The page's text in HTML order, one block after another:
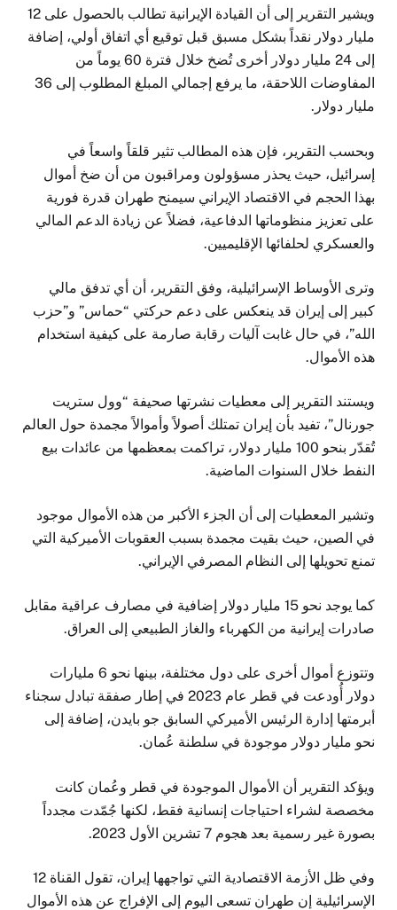
ويشير التقرير إلى أن القيادة الإيرانية تطالب بالحصول على 12
مليار دولار نقداً بشكل مسبق قبل توقيع أي اتفاق أولي، إضافة
إلى 24 مليار دولار أخرى تُضخ خلال فترة 60 يوماً من
المفاوضات اللاحقة، ما يرفع إجمالي المبلغ المطلوب إلى 36
مليار دولار.
وبحسب التقرير، فإن هذه المطالب تثير قلقاً واسعاً في
إسرائيل، حيث يحذر مسؤولون ومراقبون من أن ضخ أموال
بهذا الحجم في الاقتصاد الإيراني سيمنح طهران قدرة فورية
على تعزيز منظوماتها الدفاعية، فضلاً عن زيادة الدعم المالي
والعسكري لحلفائها الإقليميين.
وترى الأوساط الإسرائيلية، وفق التقرير، أن أي تدفق مالي
كبير إلى إيران قد ينعكس على دعم حركتي “حماس” و”حزب
الله”، في حال غابت آليات رقابة صارمة على كيفية استخدام
هذه الأموال.
ويستند التقرير إلى معطيات نشرتها صحيفة “وول ستريت
جورنال”، تفيد بأن إيران تمتلك أصولاً وأموالاً مجمدة حول العالم
تُقدّر بنحو 100 مليار دولار، تراكمت بمعظمها من عائدات بيع
النفط خلال السنوات الماضية.
وتشير المعطيات إلى أن الجزء الأكبر من هذه الأموال موجود
في الصين، حيث بقيت مجمدة بسبب العقوبات الأميركية التي
تمنع تحويلها إلى النظام المصرفي الإيراني.
كما يوجد نحو 15 مليار دولار إضافية في مصارف عراقية مقابل
صادرات إيرانية من الكهرباء والغاز الطبيعي إلى العراق.
وتتوزع أموال أخرى على دول مختلفة، بينها نحو 6 مليارات
دولار أُودعت في قطر عام 2023 في إطار صفقة تبادل سجناء
أبرمتها إدارة الرئيس الأميركي السابق جو بايدن، إضافة إلى
نحو مليار دولار موجودة في سلطنة عُمان.
ويؤكد التقرير أن الأموال الموجودة في قطر وعُمان كانت
مخصصة لشراء احتياجات إنسانية فقط، لكنها جُمّدت مجدداً
بصورة غير رسمية بعد هجوم 7 تشرين الأول 2023.
وفي ظل الأزمة الاقتصادية التي تواجهها إيران، تقول القناة 12
الإسرائيلية إن طهران تسعى اليوم إلى الإفراج عن هذه الأموال